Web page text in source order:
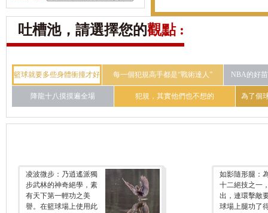
吐槽池，請選擇您的觀點 :
籃球就要多些身體衝撞才好
看
每一個犯規高手都是“戰術達人” NBA的好
降龍十八摸摸遍全場 犯規，其實他們也不想的 為了個
凌波微步： 乃逍遙派獨
步武林的神奇絕學，素
有天下第一輕功之美
譽。在籃球場上使用此
如影隨形腿：
十二絕技之一
出，連環擊敵
球場上腿功了